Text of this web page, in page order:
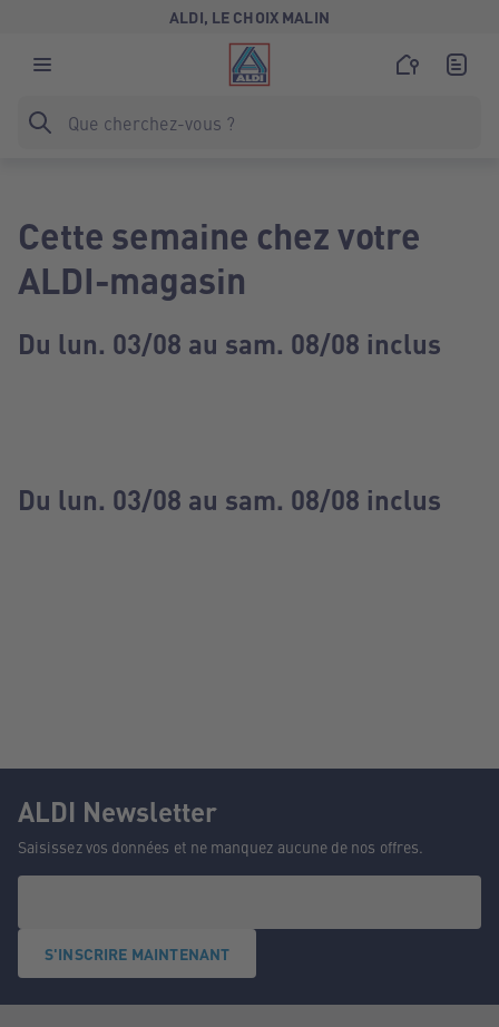
ALDI, LE CHOIX MALIN
Cette semaine chez votre
ALDI-magasin
Du lun. 03/08 au sam. 08/08 inclus
Du lun. 03/08 au sam. 08/08 inclus
ALDI Newsletter
Saisissez vos données et ne manquez aucune de nos offres.
S'INSCRIRE MAINTENANT